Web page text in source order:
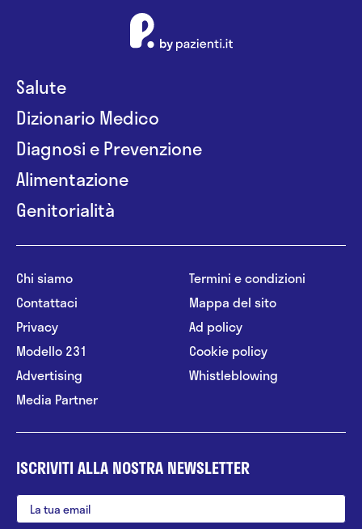
Salute
Dizionario Medico
Diagnosi e Prevenzione
Alimentazione
Genitorialità
Chi siamo
Contattaci
Privacy
Modello 231
Advertising
Media Partner
Termini e condizioni
Mappa del sito
Ad policy
Cookie policy
Whistleblowing
ISCRIVITI ALLA NOSTRA NEWSLETTER